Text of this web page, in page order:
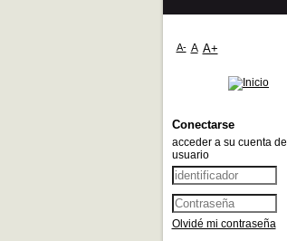
A- A A+
Conectarse
acceder a su cuenta de
usuario
Olvidé mi contraseña